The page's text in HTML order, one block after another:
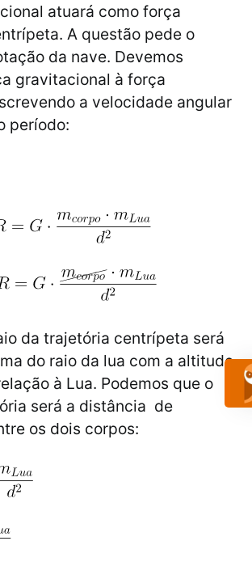
atuará como força
A questão pede o
da nave. Devemos
gravitacional à força
a velocidade angular
período:
da trajetória centrípeta será
do raio da lua com a altitude
à Lua. Podemos que o
será a distância de
os dois corpos: